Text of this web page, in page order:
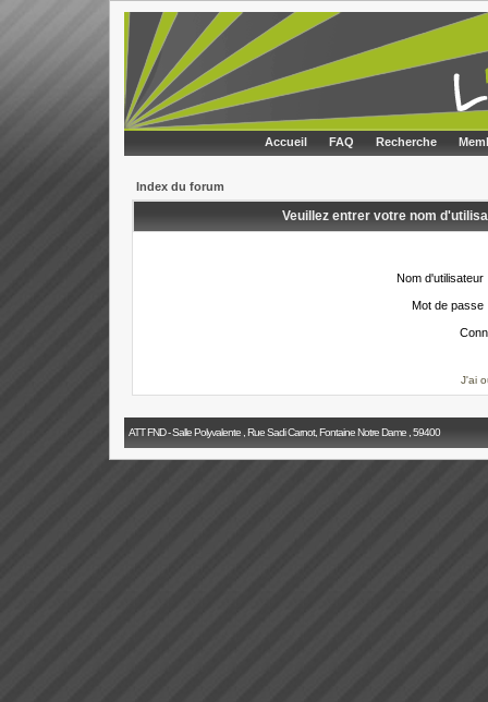
Accueil FAQ Recherche
Index du forum
Veuillez entrer votre nom
Nom d'utilisateur
Mot de passe
J'ai
ATT FND - Salle Polyvalente , Rue Sadi Carnot, Fontaine Notre Dame , 59400